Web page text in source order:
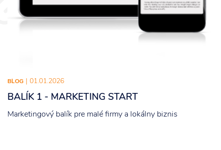
BLOG | 01.01.2026
BALÍK 1 - MARKETING START
Marketingový balík pre malé firmy a lokálny biznis